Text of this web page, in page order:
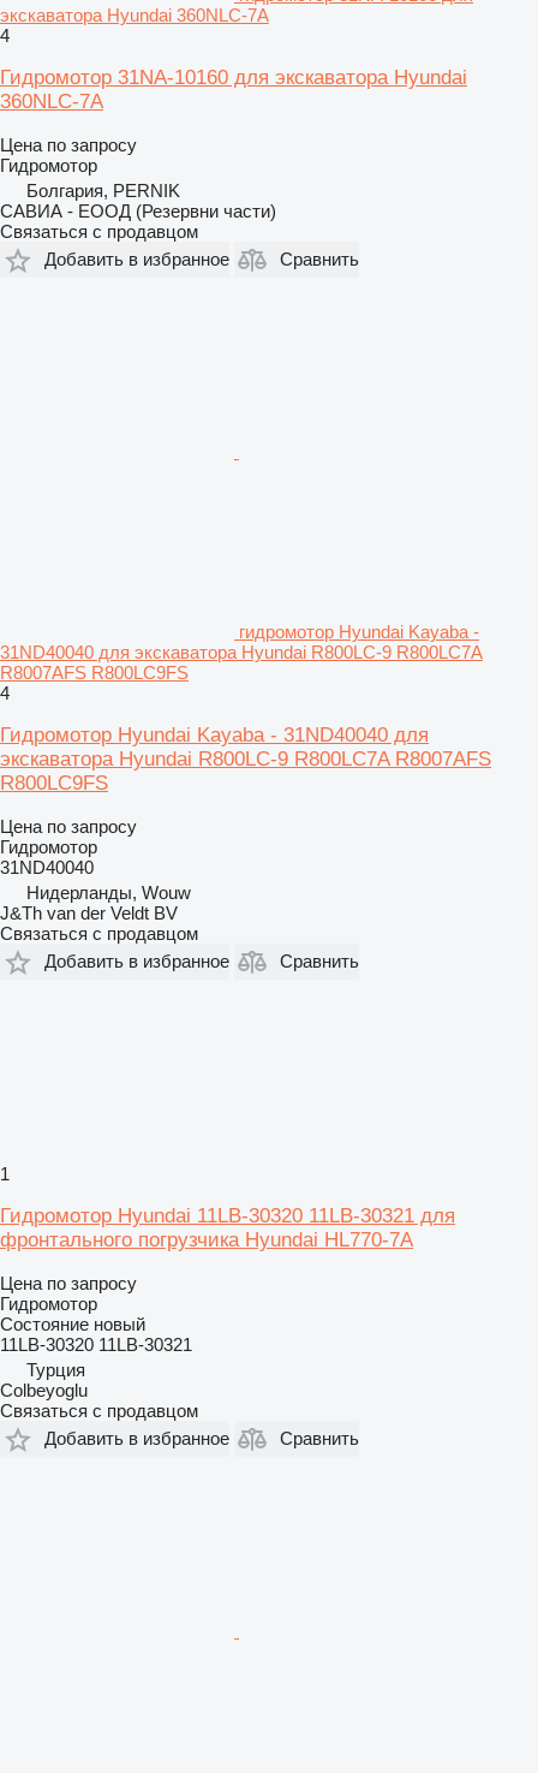
экскаватора Hyundai 360NLC-7A
4
Гидромотор 31NA-10160 для экскаватора Hyundai
360NLC-7A
Цена по запросу
Гидромотор
Болгария, PERNIK
САВИА - ЕООД (Резервни части)
Связаться с продавцом
Добавить в избранное
Сравнить
гидромотор Hyundai Kayaba -
31ND40040 для экскаватора Hyundai R800LC-9 R800LC7A
R8007AFS R800LC9FS
4
Гидромотор Hyundai Kayaba - 31ND40040 для
экскаватора Hyundai R800LC-9 R800LC7A R8007AFS
R800LC9FS
Цена по запросу
Гидромотор
31ND40040
Нидерланды, Wouw
J&Th van der Veldt BV
Связаться с продавцом
Добавить в избранное
Сравнить
1
Гидромотор Hyundai 11LB-30320 11LB-30321 для
фронтального погрузчика Hyundai HL770-7A
Цена по запросу
Гидромотор
Состояние новый
11LB-30320 11LB-30321
Турция
Colbeyoglu
Связаться с продавцом
Добавить в избранное
Сравнить